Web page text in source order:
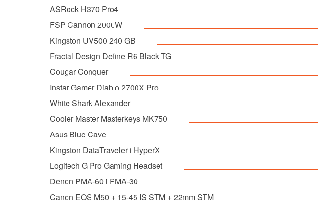
ASRock H370 Pro4
FSP Cannon 2000W
Kingston UV500 240 GB
Fractal Design Define R6 Black TG
Cougar Conquer
Instar Gamer Diablo 2700X Pro
White Shark Alexander
Cooler Master Masterkeys MK750
Asus Blue Cave
Kingston DataTraveler i HyperX
Logitech G Pro Gaming Headset
Denon PMA-60 i PMA-30
Canon EOS M50 + 15-45 IS STM + 22mm STM